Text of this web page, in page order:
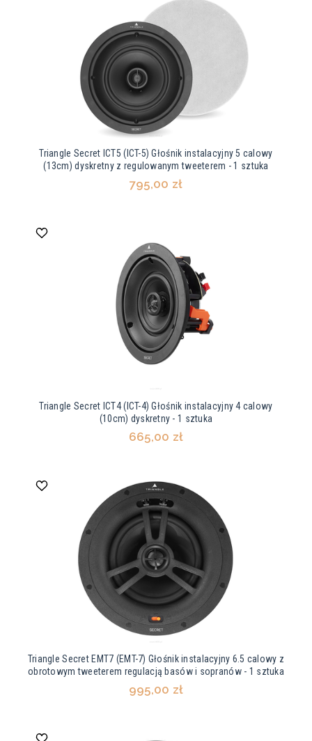
Triangle Secret ICT5 (ICT-5) Głośnik instalacyjny 5 calowy
(13cm) dyskretny z regulowanym tweeterem - 1 sztuka
795,00 zł
Triangle Secret ICT4 (ICT-4) Głośnik instalacyjny 4 calowy
(10cm) dyskretny - 1 sztuka
665,00 zł
Triangle Secret EMT7 (EMT-7) Głośnik instalacyjny 6.5 calowy z
obrotowym tweeterem regulacją basów i sopranów - 1 sztuka
995,00 zł